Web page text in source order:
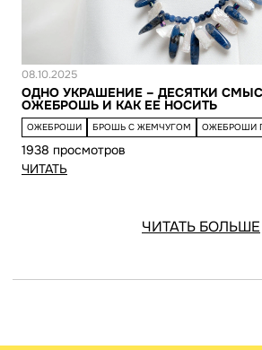
Новость
08.10.2025
ОДНО УКРАШЕНИЕ – ДЕСЯТКИ
ОЖЕБРОШЬ И КАК ЕЕ НОСИТЬ
ОЖЕБРОШИ БРОШЬ С ЖЕМЧУГОМ ОЖЕБРОШИ
1938 просмотров
ЧИТАТЬ
ЧИТАТЬ БОЛЬШЕ